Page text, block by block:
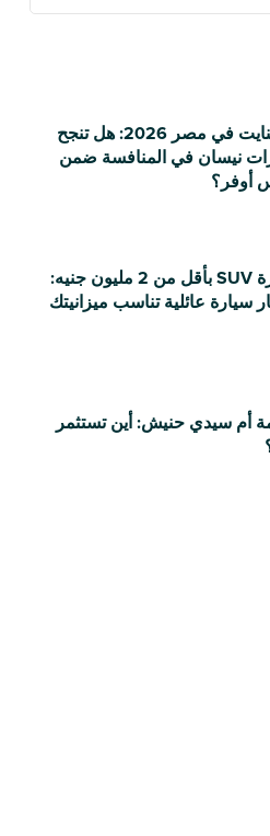
نيسان ماجنايت في مصر 2026: هل تنجح
نيسان في المنافسة ضمن
أوفر؟
أفضل سيارة SUV بأقل من 2 مليون جنيه:
سيارة عائلية تناسب ميزانيتك
أم سيدي حنيش: أين تستثمر